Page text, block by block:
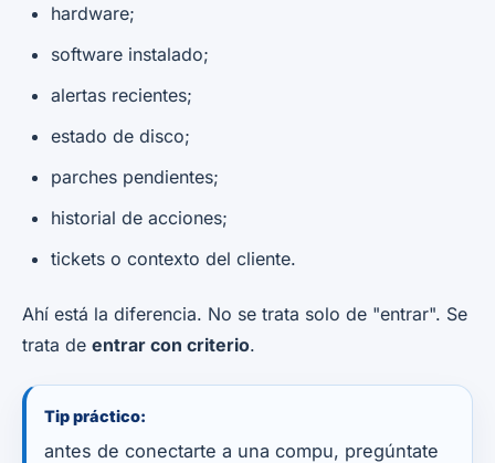
hardware;
software instalado;
alertas recientes;
estado de disco;
parches pendientes;
historial de acciones;
tickets o contexto del cliente.
Ahí está la diferencia. No se trata solo de "entrar". Se
trata de entrar con criterio.
Tip práctico:
antes de conectarte a una compu, pregúntate